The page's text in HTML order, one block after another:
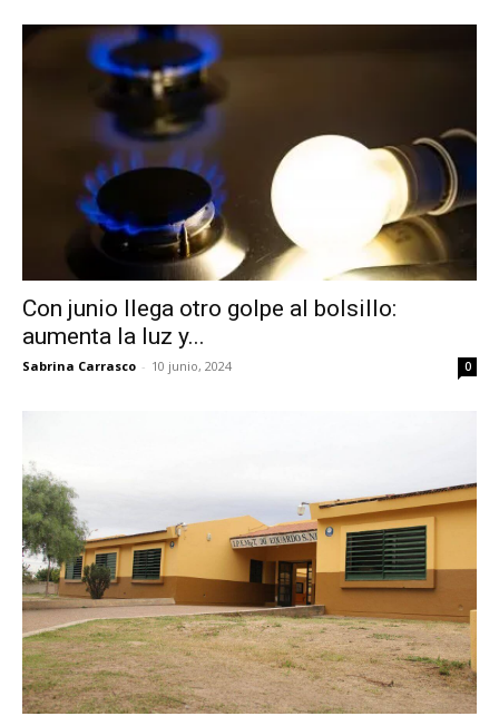
Con junio llega otro golpe al bolsillo:
aumenta la luz y...
Sabrina Carrasco - 10 junio, 2024 0